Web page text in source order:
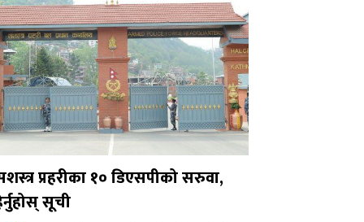
प्रहरीका १० डिएसपीको सरुवा,
सूची